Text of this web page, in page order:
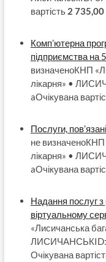
вартість 2 735,00
Комп’ютерна
підприємства на
визначеноКНП
лікарня» •
aОчікувана
Послуги,
не визначеноКНП
лікарня» •
aОчікувана
Надання послуг з
віртуальному
«Лисичанська
ЛИСИЧАНСЬКID:
Очікувана